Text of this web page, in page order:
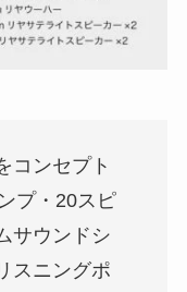
コンセプト
プ・20スピ
サウンドシ
スニングポ